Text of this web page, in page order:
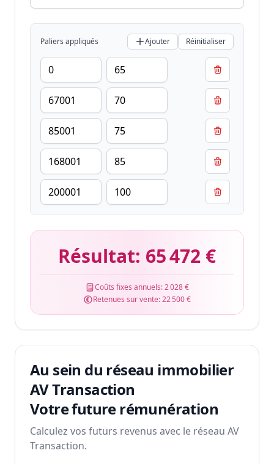
Paliers appliqués Ajouter Réinitialiser
Résultat: 65 472 €
Coûts fixes annuels:2 028 €
Retenues sur vente:22 500 €
Au sein du réseau immobilier
AV Transaction
Votre future rémunération
Calculez vos futurs revenus avec le réseau AV
Transaction.